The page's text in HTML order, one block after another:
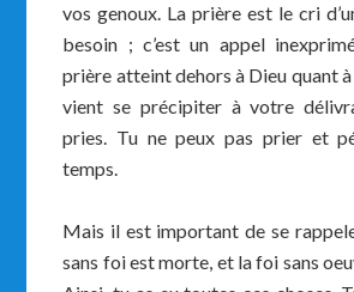
vos genoux. La prière est le cri
besoin ; c’est un appel
prière atteint dehors à Dieu quant
vient se précipiter à votre
pries. Tu ne peux pas prier et
temps.
Mais il est important de se
sans foi est morte, et la foi sans